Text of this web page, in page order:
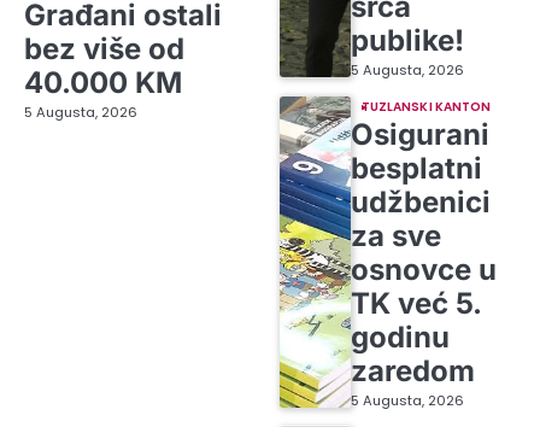
Građani ostali
bez više od
40.000 KM
5 Augusta, 2026
publike!
5 Augusta, 2026
TUZLANSKI KANTON
Osigurani
besplatni
udžbenici
za sve
osnovce u
TK već 5.
godinu
zaredom
5 Augusta, 2026